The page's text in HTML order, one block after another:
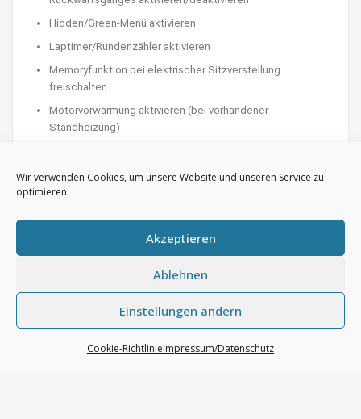
Wir verwenden Cookies, um unsere Website und unseren Service zu
optimieren.
Akzeptieren
Ablehnen
Einstellungen ändern
Cookie-RichtlinieImpressum/Datenschutz
Hidden/Green-Menü aktivieren
Laptimer/Rundenzähler aktivieren
Memoryfunktion bei elektrischer Sitzverstellung
freischalten
Motorvorwärmung aktivieren (bei vorhandener
Standheizung)
Optische Darstellung der Einparkhilfe aktivieren
Quittierungston/Hornquittierung beim
Rückfahrkamera codieren (nach Nachrüstung)
Scheinwerferreinigungsanlage anpassen (Ansteuerzeit,
Anzahl der Betätigungen, komplett deaktivieren)
Spiegelanklappen beim Verriegeln des Fahrzeugs